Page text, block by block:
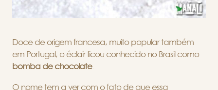
Doce de origem francesa, muito popular também
em Portugal, o éclair ficou conhecido no Brasil como
bomba de chocolate.
O nome tem a ver com o fato de que essa